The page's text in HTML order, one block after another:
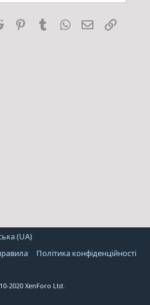
Reddit PinterestTumblrWhatsApp
E-mail
(UA)
Політика конфіденційності
2020 XenForo Ltd.